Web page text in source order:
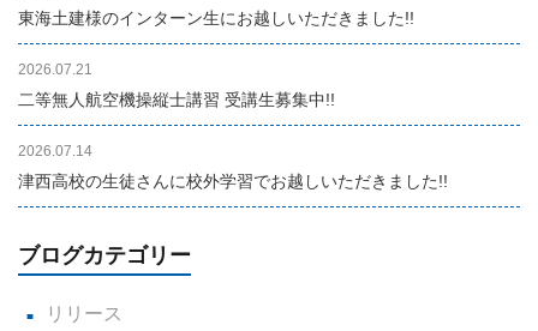
東海土建様のインターン生にお越しいただきました!!
2026.07.21
二等無人航空機操縦士講習 受講生募集中!!
2026.07.14
津西高校の生徒さんに校外学習でお越しいただきました!!
ブログカテゴリー
リリース